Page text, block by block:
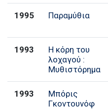
1995 Παραμύθια
1993
Η κόρη του
λοχαγού :
Μυθιστόρημα
1993
Μπόρις
Γκοντουνόφ